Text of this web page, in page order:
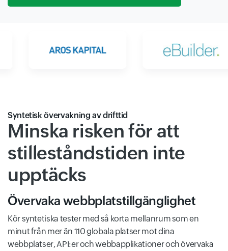
Syntetisk övervakning av drifttid
Minska risken för att
stilleståndstiden inte
upptäcks
Övervaka webbplatstillgänglighet
Kör syntetiska tester med så korta mellanrum som en
minut från mer än 110 globala platser mot dina
webbplatser, API:er och webbapplikationer och övervaka